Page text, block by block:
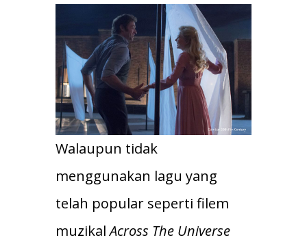
Walaupun tidak
menggunakan lagu yang
telah popular seperti filem
muzikalAcross The Universe